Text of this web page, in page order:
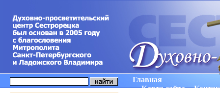
Главная
Карта сайта